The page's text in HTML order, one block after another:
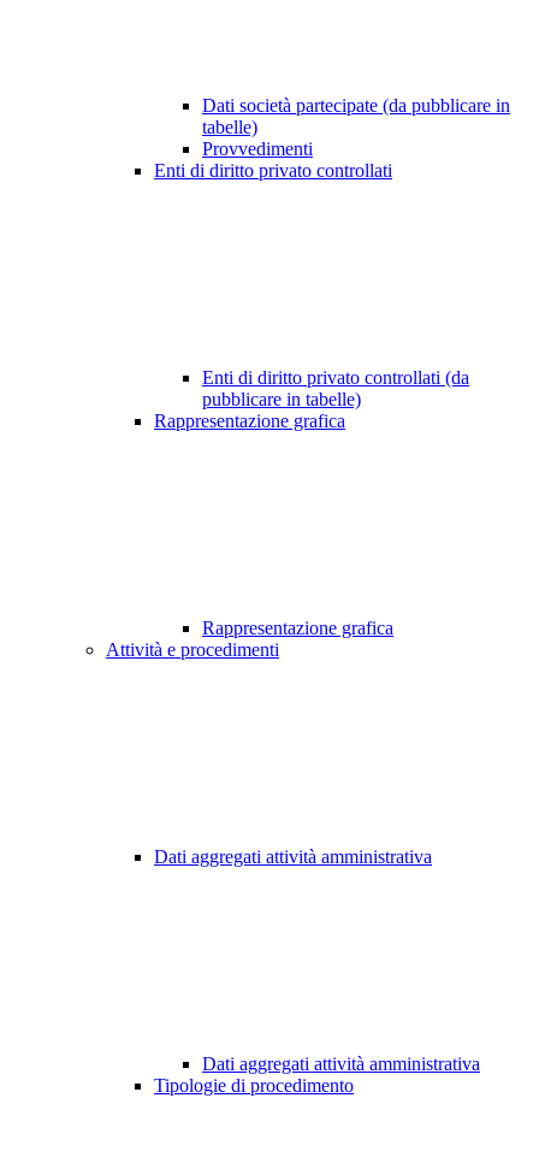
Dati società partecipate (da pubblicare in
tabelle)
Provvedimenti
Enti di diritto privato controllati
Enti di diritto privato controllati (da
pubblicare in tabelle)
Rappresentazione grafica
Rappresentazione grafica
Attività e procedimenti
Dati aggregati attività amministrativa
Dati aggregati attività amministrativa
Tipologie di procedimento